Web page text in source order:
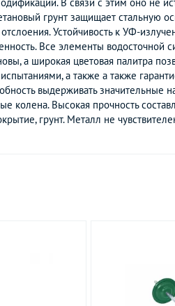
грунт защищает стальную
Устойчивость к УФ-
Все элементы
а широкая цветовая палитра
а также а также
выдерживать значительные
колена. Высокая прочность
грунт. Металл не